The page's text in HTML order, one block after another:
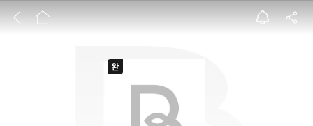
어차피 할 거라면